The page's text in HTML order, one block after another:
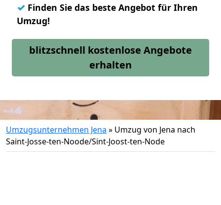
✓ Finden Sie das beste Angebot für Ihren
Umzug!
blitzschnell kostenlose Angebote
erhalten
Umzugsunternehmen Jena » Umzug von Jena nach
Saint-Josse-ten-Noode/Sint-Joost-ten-Node